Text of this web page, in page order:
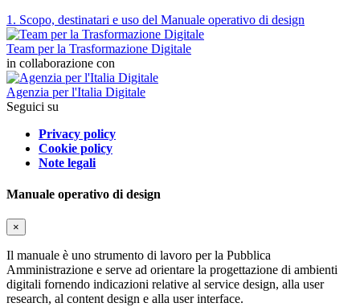
1. Scopo, destinatari e uso del Manuale operativo di design
Team per la Trasformazione Digitale
in collaborazione con
Agenzia per l'Italia Digitale
Seguici su
Privacy policy
Cookie policy
Note legali
Manuale operativo di design
×
Il manuale è uno strumento di lavoro per la Pubblica
Amministrazione e serve ad orientare la progettazione di ambienti
digitali fornendo indicazioni relative al service design, alla user
research, al content design e alla user interface.